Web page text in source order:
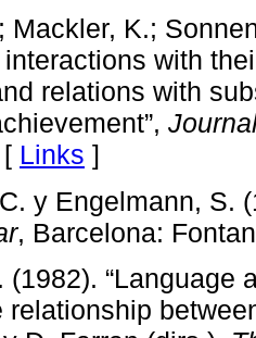
Mackler, K.;
interactions with
relations with
Links ]
y Engelmann, S.
, Barcelona:
(1982). “Language
relationship